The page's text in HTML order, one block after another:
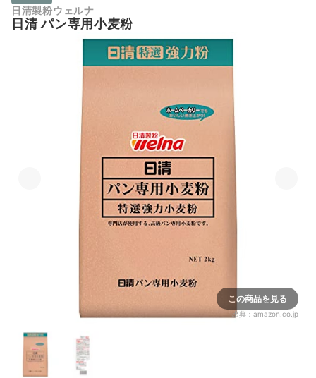
日清製粉ウェルナ
日清 パン専用小麦粉
この商品を見る
出典： amazon.co.jp